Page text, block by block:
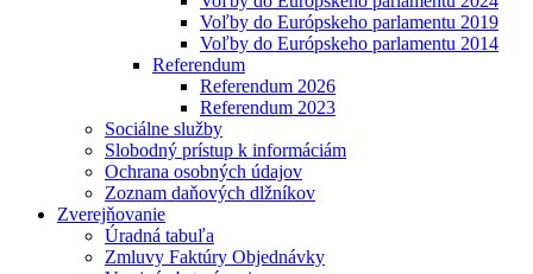
Voľby do Európskeho parlamentu 2019
Voľby do Európskeho parlamentu 2014
Referendum
Referendum 2026
Referendum 2023
Sociálne služby
Slobodný prístup k informáciám
Ochrana osobných údajov
Zoznam daňových dlžníkov
Zverejňovanie
Úradná tabuľa
Zmluvy Faktúry Objednávky